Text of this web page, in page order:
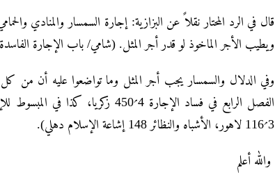
قال في الرد المحتار نقلاً عن البزازیة: إجارة السمسار والمنادي
ویطیب الأجر الماخوذ لو قدر أجر المثل. (شامي/ باب الإجارة الفاسدة 6؍47 دار الفکر بیروت، 9؍64، 9؍87 زکریا)
وفي الدلال والسمسار یجب أجر المثل وما تواضعوا علیه أن من
3؍116 لاهور، الأشباه والنظائر 148 إشاعة الإسلام دهلي).
والله أعلم